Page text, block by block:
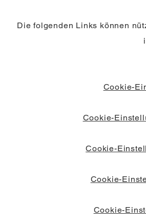
Die folgenden Links können
Cookie-
Cookie-
Cookie-
Cookie-
Cookie-